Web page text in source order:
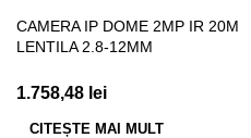
CAMERA IP DOME 2MP IR 20M
LENTILA 2.8-12MM
1.758,48 lei
CITEȘTE MAI MULT